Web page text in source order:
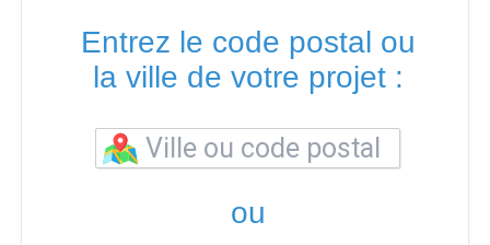
Entrez le code postal ou
la ville de votre projet :
ou